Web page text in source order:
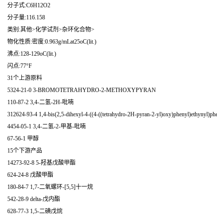
分子式:C6H12O2
分子量:116.158
类别:其他>化学试剂>杂环化合物>
物化性质:密度:0.963g/mLat25oC(lit.)
沸点:128-129oC(lit.)
闪点:77°F
31个上游原料
5324-21-0 3-BROMOTETRAHYDRO-2-METHOXYPYRAN
110-87-2 3,4-二氢-2H-吡喃
312624-93-4 1,4-bis(2,5-dihexyl-4-((4-((tetrahydro-2H-pyran-2-
4454-05-1 3,4-二氢-2-甲基-吡喃
67-56-1 甲醇
15个下游产品
14273-92-8 5-羟基戊酸甲酯
624-24-8 戊酸甲酯
180-84-7 1,7-二氧螺环-[5,5]十一烷
542-28-9 delta-戊内酯
628-77-3 1,5-二碘戊烷